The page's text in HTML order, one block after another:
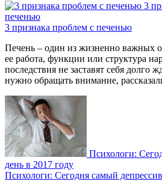
3
печенью
3 признака проблем с печенью
Печень – один из жизненно важных
ее работа, функции или структура
последствия не заставят себя долго
нужно обращать внимание,
Психологи:
день в 2017 году
Психологи: Сегодня самый